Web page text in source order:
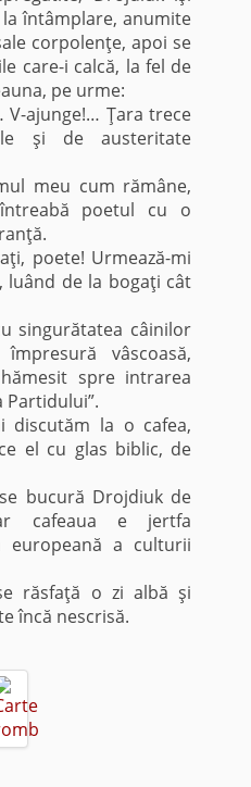
întâmplare, anumite
corpolenţe, apoi se
care-i calcă, la fel de
pe urme:
ajunge!… Ţara trece
şi de austeritate
cum rămâne,
poetul cu o
Urmează-mi
luând de la bogaţi cât
câinilor
vâscoasă,
spre intrarea
la o cafea,
el cu glas biblic, de
Drojdiuk de
cafeaua e jertfa
europeană a culturii
o zi albă şi
încă nescrisă.